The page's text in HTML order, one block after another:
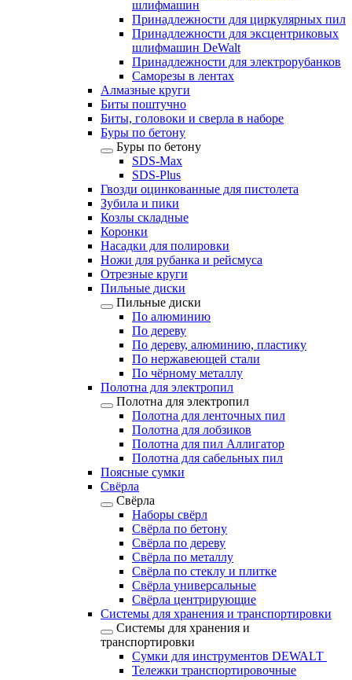
шлифмашин
Принадлежности для циркулярных пил
Принадлежности для эксцентриковых
шлифмашин DeWalt
Принадлежности для электрорубанков
Саморезы в лентах
Алмазные круги
Биты поштучно
Биты, головоки и сверла в наборе
Буры по бетону
Буры по бетону
SDS-Max
SDS-Plus
Гвозди оцинкованные для пистолета
Зубила и пики
Козлы складные
Коронки
Насадки для полировки
Ножи для рубанка и рейсмуса
Отрезные круги
Пильные диски
Пильные диски
По алюминию
По дереву
По дереву, алюминию, пластику
По нержавеющей стали
По чёрному металлу
Полотна для электропил
Полотна для электропил
Полотна для ленточных пил
Полотна для лобзиков
Полотна для пил Аллигатор
Полотна для сабельных пил
Поясные сумки
Свёрла
Свёрла
Наборы свёрл
Свёрла по бетону
Свёрла по дереву
Свёрла по металлу
Свёрла по стеклу и плитке
Свёрла универсальные
Свёрла центрирующие
Системы для хранения и транспортировки
Системы для хранения и
транспортировки
Сумки для инструментов DEWALT
Тележки транспортировочные